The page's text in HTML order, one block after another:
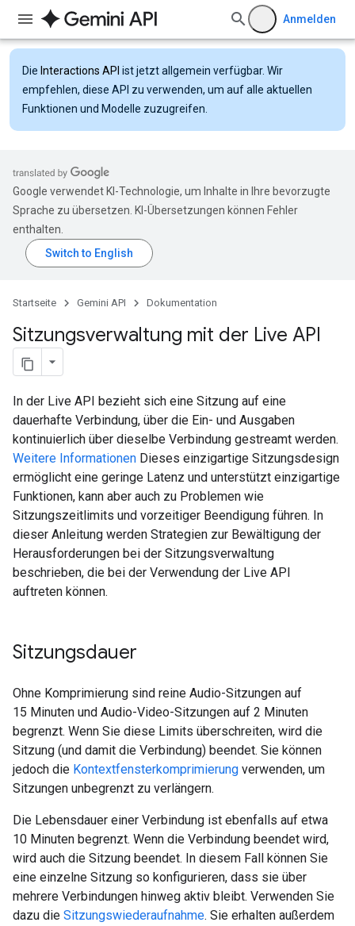
Anmelden
Die Interactions API ist jetzt allgemein verfügbar. Wir
empfehlen, diese API zu verwenden, um auf alle aktuellen
Funktionen und Modelle zuzugreifen.
Google verwendet KI-Technologie, um Inhalte in Ihre bevorzugte
Sprache zu übersetzen. KI-Übersetzungen können Fehler
enthalten.
Startseite Gemini API Dokumentation
Sitzungsverwaltung mit der Live API
In der Live API bezieht sich eine Sitzung auf eine
dauerhafte Verbindung, über die Ein- und Ausgaben
kontinuierlich über dieselbe Verbindung gestreamt werden.
Weitere Informationen Dieses einzigartige Sitzungsdesign
ermöglicht eine geringe Latenz und unterstützt einzigartige
Funktionen, kann aber auch zu Problemen wie
Sitzungszeitlimits und vorzeitiger Beendigung führen. In
dieser Anleitung werden Strategien zur Bewältigung der
Herausforderungen bei der Sitzungsverwaltung
beschrieben, die bei der Verwendung der Live API
auftreten können.
Sitzungsdauer
Ohne Komprimierung sind reine Audio-Sitzungen auf
15 Minuten und Audio-Video-Sitzungen auf 2 Minuten
begrenzt. Wenn Sie diese Limits überschreiten, wird die
Sitzung (und damit die Verbindung) beendet. Sie können
jedoch die Kontextfensterkomprimierung verwenden, um
Sitzungen unbegrenzt zu verlängern.
Die Lebensdauer einer Verbindung ist ebenfalls auf etwa
10 Minuten begrenzt. Wenn die Verbindung beendet wird,
wird auch die Sitzung beendet. In diesem Fall können Sie
eine einzelne Sitzung so konfigurieren, dass sie über
mehrere Verbindungen hinweg aktiv bleibt. Verwenden Sie
dazu die Sitzungswiederaufnahme. Sie erhalten außerdem